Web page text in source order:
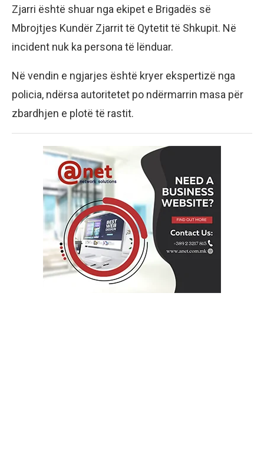
Zjarri është shuar nga ekipet e Brigadës së
Mbrojtjes Kundër Zjarrit të Qytetit të Shkupit. Në
incident nuk ka persona të lënduar.
Në vendin e ngjarjes është kryer ekspertizë nga
policia, ndërsa autoritetet po ndërmarrin masa për
zbardhjen e plotë të rastit.